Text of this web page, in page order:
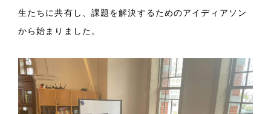
生たちに共有し、課題を解決するためのアイディアソン
から始まりました。